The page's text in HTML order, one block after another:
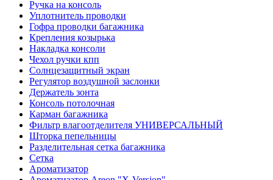
Ручка на консоль
Уплотнитель проводки
Гофра проводки багажника
Крепления козырька
Накладка консоли
Чехол ручки кпп
Солнцезащитный экран
Регулятор воздушной заслонки
Держатель зонта
Консоль потолочная
Карман багажника
Фильтр влагоотделителя УНИВЕРСАЛЬНЫЙ
Шторка пепельницы
Разделительная сетка багажника
Сетка
Ароматизатор